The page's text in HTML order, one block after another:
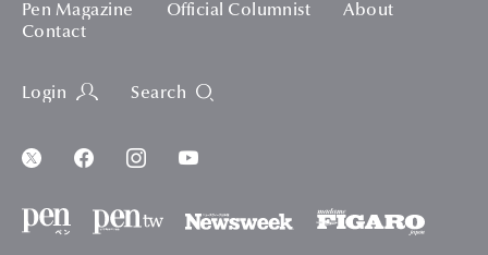
Pen Magazine Official Columnist
About
Contact
Login Search